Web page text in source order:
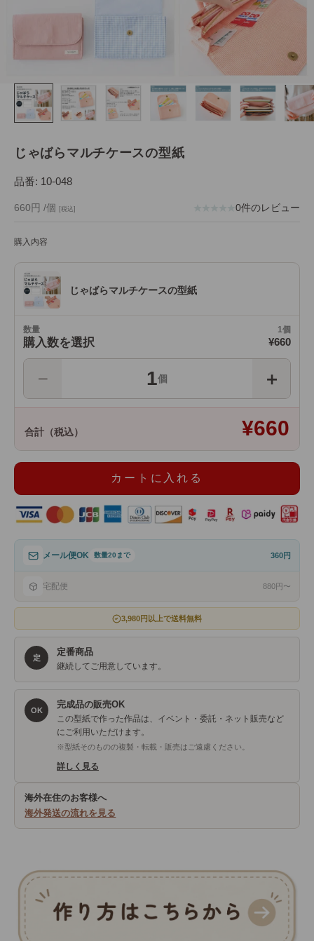
じゃばらマルチケースの型紙
品番: 10-048
セール価格
660円 /個 [税込] 0件のレビュー
購入内容
じゃばらマルチケースの型紙
数量
購入数を選択
1個
¥660
− 1個 ＋
合計（税込） ¥660
カートに入れる
メール便OK 数量20まで 360円
宅配便 880円〜
3,980円以上で送料無料
定
定番商品
継続してご用意しています。
OK
完成品の販売OK
この型紙で作った作品は、イベント・委託・ネット販売など
にご利用いただけます。
※型紙そのものの複製・転載・販売はご遠慮ください。
詳しく見る
海外在住のお客様へ
海外発送の流れを見る